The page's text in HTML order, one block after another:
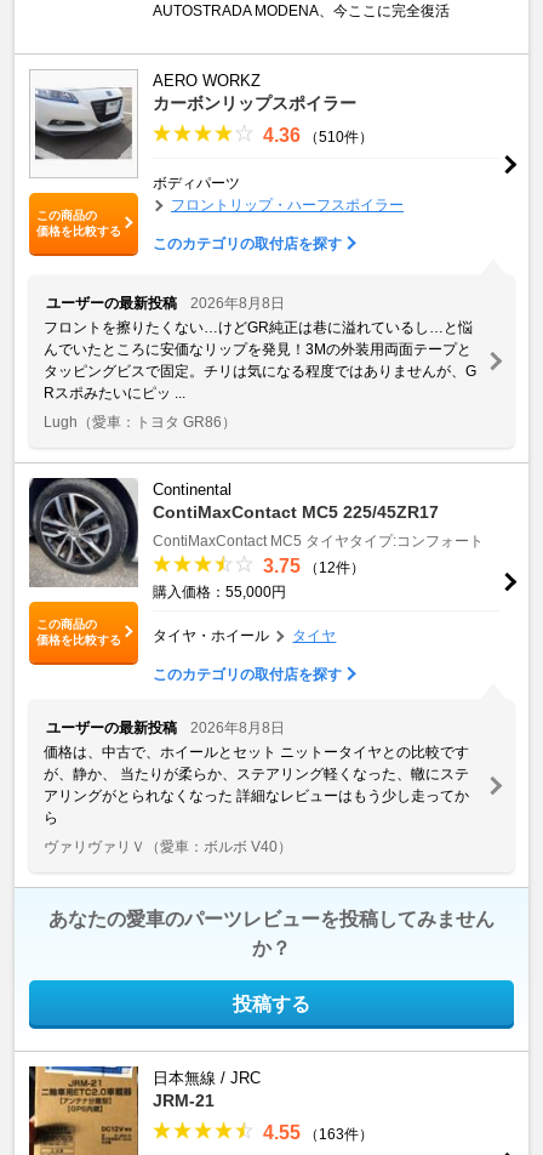
AUTOSTRADA MODENA、今ここに完全復活
この商品の
価格を比較する
AERO WORKZ
カーボンリップスポイラー
4.36 （510件）
ボディパーツ
フロントリップ・ハーフスポイラー
このカテゴリの取付店を探す
ユーザーの最新投稿
2026年8月8日
フロントを擦りたくない…けどGR純正は巷に溢れているし…と悩
んでいたところに安価なリップを発見！3Mの外装用両面テープと
タッピングビスで固定。チリは気になる程度ではありませんが、G
Rスポみたいにピッ ...
Lugh （愛車：トヨタ GR86）
この商品の
価格を比較する
Continental
ContiMaxContact MC5 225/45ZR17
ContiMaxContact MC5 タイヤタイプ:コンフォート
3.75
（12件）
購入価格：55,000円
タイヤ・ホイール タイヤ
このカテゴリの取付店を探す
ユーザーの最新投稿
2026年8月8日
価格は、中古で、ホイールとセット ニットータイヤとの比較です
が、静か、 当たりが柔らか、ステアリング軽くなった、轍にステ
アリングがとられなくなった 詳細なレビューはもう少し走ってか
ら
ヴァリヴァリＶ
（愛車：ボルボ V40）
あなたの愛車のパーツレビューを投稿してみません
か？
投稿する
日本無線 / JRC
JRM-21
4.55 （163件）